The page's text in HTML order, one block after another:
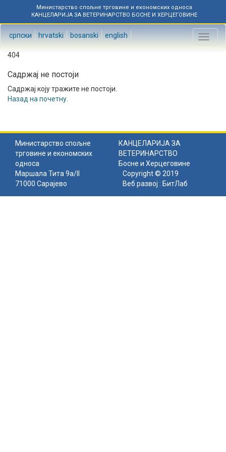
Министарство спољне трговине и економских односа
КАНЦЕЛАРИЈА ЗА ВЕТЕРИНАРСТВО БОСНЕ И ХЕРЦЕГОВИНЕ
српски hrvatski bosanski english
Toggle
404
Садржај не постоји
Садржај коју тражите не постоји.
Назад на почетну
Министарство спољне
трговине и економских
односа
КАНЦЕЛАРИЈА ЗА
ВЕТЕРИНАРСТВО
Босне и Херцеговине
Маршала Тита 9а/II
71000 Сарајево
Copyright © 2019
Веб развој : БитЛаб